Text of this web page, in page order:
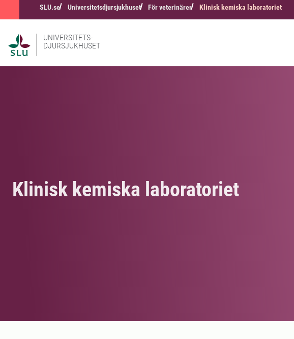
SLU.se Universitetsdjursjukhuset För veterinärer Klinisk kemiska laboratoriet
UNIVERSITETS-
DJURSJUKHUSET
Klinisk kemiska laboratoriet